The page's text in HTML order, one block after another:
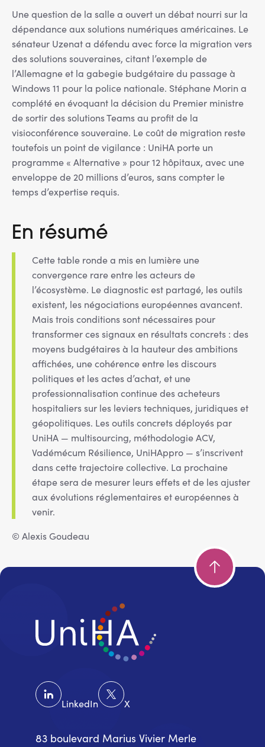
Une question de la salle a ouvert un débat nourri sur la
dépendance aux solutions numériques américaines. Le
sénateur Uzenat a défendu avec force la migration vers
des solutions souveraines, citant l’exemple de
l’Allemagne et la gabegie budgétaire du passage à
Windows 11 pour la police nationale. Stéphane Morin a
complété en évoquant la décision du Premier ministre
de sortir des solutions Teams au profit de la
visioconférence souveraine. Le coût de migration reste
toutefois un point de vigilance : UniHA porte un
programme « Alternative » pour 12 hôpitaux, avec une
enveloppe de 20 millions d’euros, sans compter le
temps d’expertise requis.
En résumé
Cette table ronde a mis en lumière une
convergence rare entre les acteurs de
l’écosystème. Le diagnostic est partagé, les outils
existent, les négociations européennes avancent.
Mais trois conditions sont nécessaires pour
transformer ces signaux en résultats concrets : des
moyens budgétaires à la hauteur des ambitions
affichées, une cohérence entre les discours
politiques et les actes d’achat, et une
professionnalisation continue des acheteurs
hospitaliers sur les leviers techniques, juridiques et
géopolitiques. Les outils concrets déployés par
UniHA — multisourcing, méthodologie ACV,
Vadémécum Résilience, UniHAppro — s’inscrivent
dans cette trajectoire collective. La prochaine
étape sera de mesurer leurs effets et de les ajuster
aux évolutions réglementaires et européennes à
venir.
© Alexis Goudeau
LinkedIn X
83 boulevard Marius Vivier Merle